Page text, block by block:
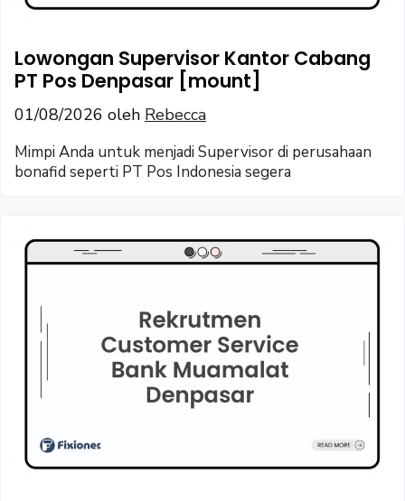
Lowongan Supervisor Kantor Cabang
PT Pos Denpasar [mount]
01/08/2026 oleh Rebecca
Mimpi Anda untuk menjadi Supervisor di perusahaan
bonafid seperti PT Pos Indonesia segera